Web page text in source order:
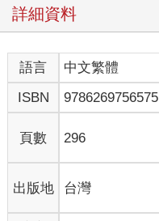
詳細資料
語言 中文繁體
ISBN
9786269756575
頁數 296
出版地 台灣